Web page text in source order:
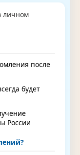
личном
после
будет
России